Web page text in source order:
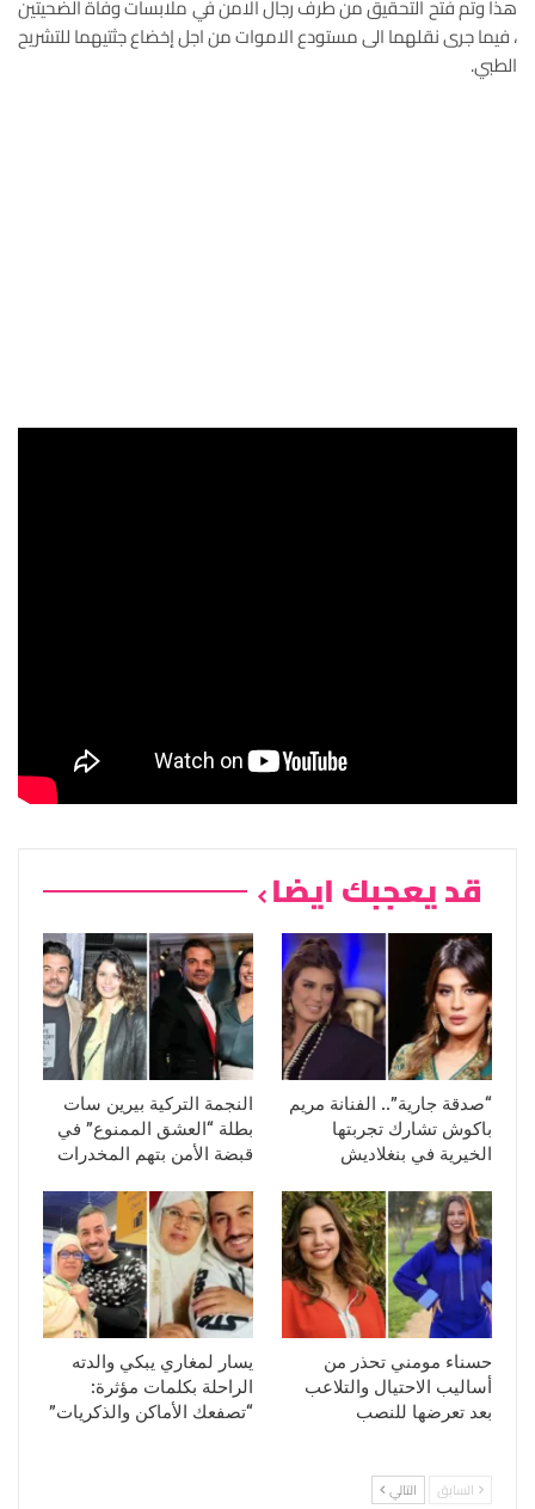
هذا وتم فتح التحقيق من طرف رجال الامن في ملابسات وفاة الضحيتين
، فيما جرى نقلهما الى مستودع الاموات من اجل إخضاع جثتيهما للتشريح
الطبي.
قد يعجبك ايضا
“صدقة جارية”.. الفنانة مريم
باكوش تشارك تجربتها
الخيرية في بنغلاديش
النجمة التركية بيرين سات
بطلة “العشق الممنوع” في
قبضة الأمن بتهم المخدرات
حسناء مومني تحذر من
أساليب الاحتيال والتلاعب
بعد تعرضها للنصب
يسار لمغاري يبكي والدته
الراحلة بكلمات مؤثرة:
“تصفعك الأماكن والذكريات”
السابق التالي